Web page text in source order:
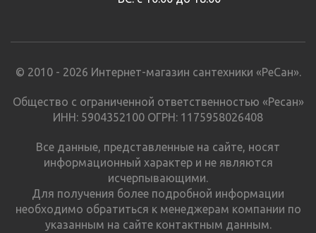
© 2010 - 2026 Интернет-магазин сантехники «РеСан».
Общество с ограниченной ответственностью «Ресан»
ИНН: 5904352100 ОГРН: 1175958026408
Все данные, представленные на сайте, носят
информационный характер и не являются
исчерпывающими.
Для получения более подробной информации
необходимо обратиться к менеджерам компании по
указанным на сайте контактным данным.